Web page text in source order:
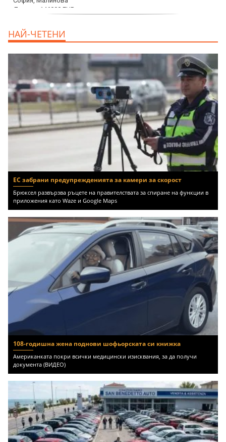
НАЙ-ЧЕТЕНИ
ЕС забрани предупрежденията за камери за скорост
Брюксел развързва ръцете на правителствата за спиране на функции в
приложения като Waze и Google Maps
108-годишна жена поднови шофьорската си книжка
Американката покри всички медицински изисквания, за да получи
документа (ВИДЕО)